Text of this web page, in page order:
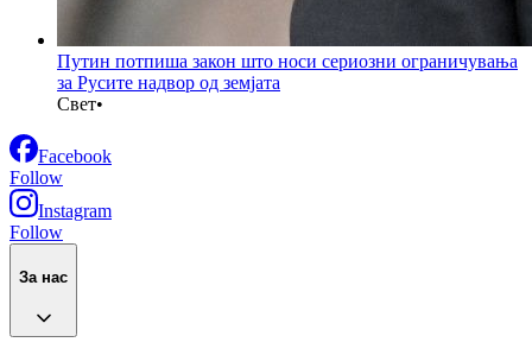
Путин потпиша закон што носи сериозни ограничувања
за Русите надвор од земјата
Свет•
Facebook
Follow
Instagram
Follow
За нас